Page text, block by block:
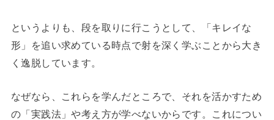
というよりも、段を取りに行こうとして、「キレイな
形」を追い求めている時点で射を深く学ぶことから大き
く逸脱しています。
なぜなら、これらを学んだところで、それを活かすため
の「実践法」や考え方が学べないからです。これについ